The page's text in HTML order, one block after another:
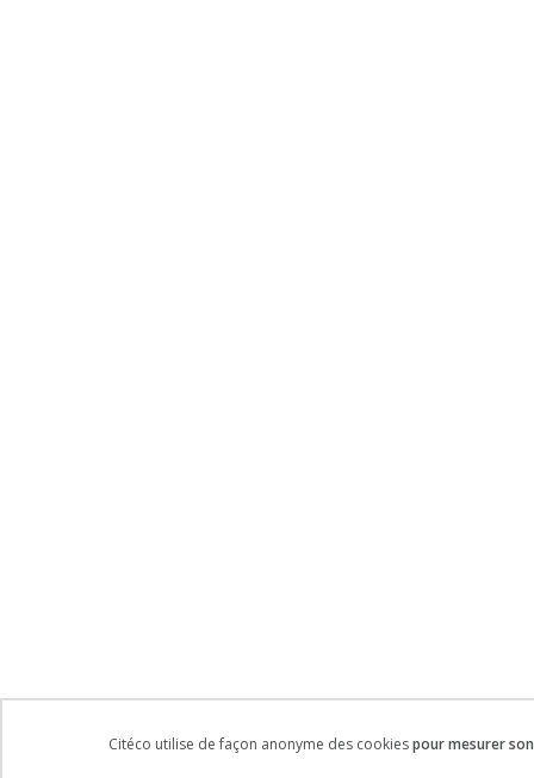
Citéco utilise de façon anonyme des cookiespour mesurer